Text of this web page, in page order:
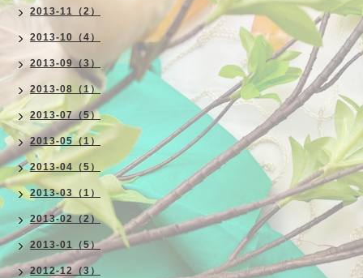
2013-11（2）
2013-10（4）
2013-09（3）
2013-08（1）
2013-07（5）
2013-05（1）
2013-04（5）
2013-03（1）
2013-02（2）
2013-01（5）
2012-12（3）